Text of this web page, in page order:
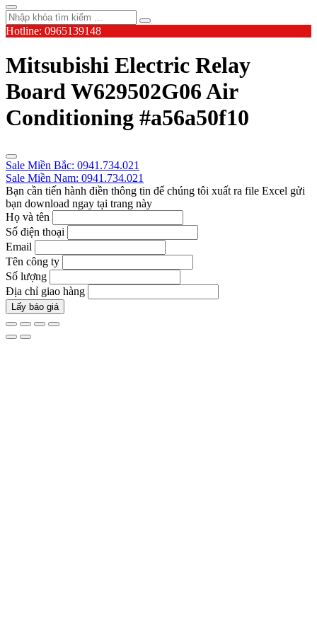
Hotline: 0965139148
Mitsubishi Electric Relay
Board W629502G06 Air
Conditioning #a56a50f10
Sale Miền Bắc: 0941.734.021
Sale Miền Nam: 0941.734.021
Bạn cần tiến hành điền thông tin để chúng tôi xuất ra file Excel gửi
bạn download ngay tại trang này
Họ và tên
Số điện thoại
Email
Tên công ty
Số lượng
Địa chỉ giao hàng